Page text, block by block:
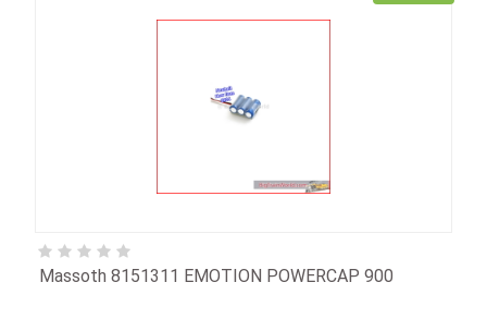
Massoth 8151311 EMOTION POWERCAP 900